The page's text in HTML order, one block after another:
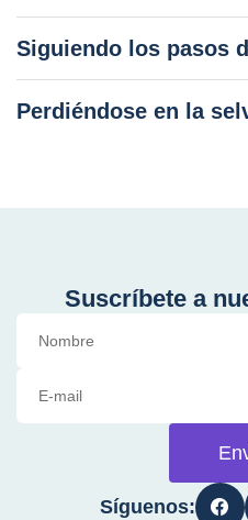
Siguiendo los pasos
Perdiéndose en la
Suscríbete a
Síguenos: